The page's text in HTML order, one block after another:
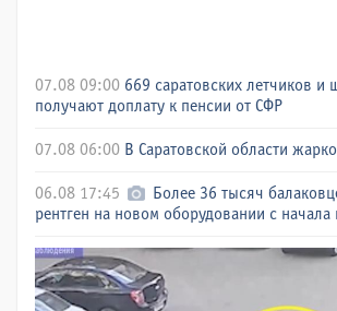
07.08 09:00 669 саратовских летчиков и
получают доплату к пенсии от СФР
07.08 06:00 В Саратовской области
06.08 17:45
Более 36 тысяч
рентген на новом оборудовании с начала